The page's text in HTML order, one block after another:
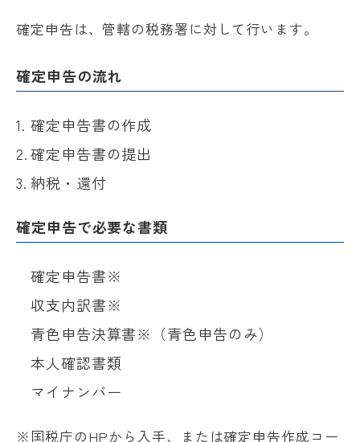
確定申告は、管轄の税務署に対して行います。
確定申告の流れ
確定申告書の作成
確定申告書の提出
納税・還付
確定申告で必要な書類
確定申告書※
収支内訳書※
青色申告決算書※（青色申告のみ）
本人確認書類
マイナンバー
※国税庁のHPから入手、または確定申告作成コー